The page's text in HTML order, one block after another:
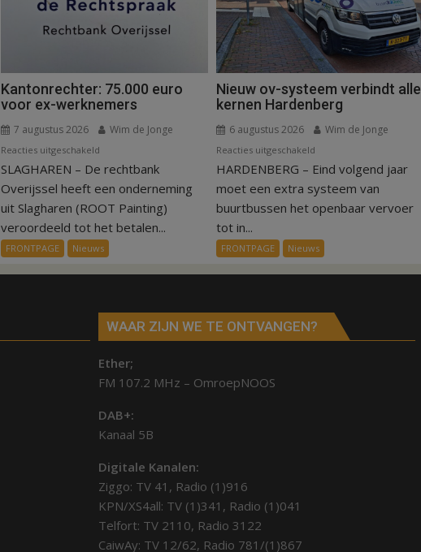
Kantonrechter: 75.000 euro
voor ex-werknemers
7 augustus 2026 Wim de Jonge
Reacties uitgeschakeld
Kantonrechter:
75.000
euro
voor
ex-
werknemers
SLAGHAREN – De rechtbank
Overijssel heeft een onderneming
uit Slagharen (ROOT Painting)
veroordeeld tot het betalen...
FRONTPAGE Nieuws
Nieuw ov-systeem verbindt alle
kernen Hardenberg
6 augustus 2026 Wim de Jonge
Reacties uitgeschakeld
Nieuw
ov-
systeem
alle
kernen
Hardenberg
HARDENBERG – Eind volgend jaar
moet een extra systeem van
buurtbussen het openbaar vervoer
tot in...
FRONTPAGE Nieuws
WAAR ZIJN WE TE ONTVANGEN?
Ether;
FM 107.2 MHz – OmroepNOOS
DAB+:
Kanaal 5B
Digitale Kanalen:
Ziggo: TV 41, Radio (1)916
KPN/XS4all: TV (1)341, Radio (1)041
Telfort: TV 2110, Radio 3122
CaiwAy: TV 12/62, Radio 781/(1)867